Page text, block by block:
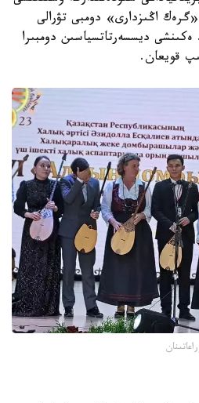
اڭىزدارى» دومبى تۋرالى
ديسسەرتاتسياسىن دومبىرا
قويعان.